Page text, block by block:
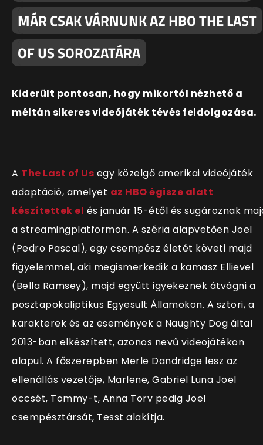
MÁR CSAK VÁRNUNK AZ HBO THE LAST
OF US SOROZATÁRA
Kiderült pontosan, hogy mikortól nézhető a
méltán sikeres videójáték tévés feldolgozása.
A The Last of Us egy közelgő amerikai videójáték
adaptáció, amelyet az HBO égisze alatt
készítettek el és január 15-étől és sugároznak
a streamingplatformon. A széria alapvetően Joel
(Pedro Pascal), egy csempész életét követi majd
figyelemmel, aki megismerkedik a kamasz Ellievel
(Bella Ramsey), majd együtt igyekeznek átvágni a
posztapokaliptikus Egyesült Államokon. A sztori, a
karakterek és az események a Naughty Dog által
2013-ban elkészített, azonos nevű videojátékon
alapul. A főszerepben Merle Dandridge lesz az
ellenállás vezetője, Marlene, Gabriel Luna Joel
öccsét, Tommy-t, Anna Torv pedig Joel
csempésztársát, Tesst alakítja.